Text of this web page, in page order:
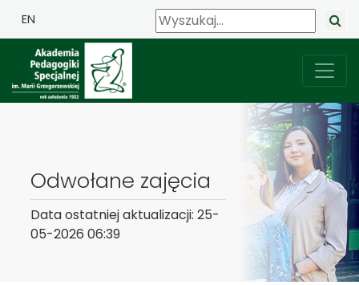
EN
Odwołane zajęcia
Data ostatniej aktualizacji: 25-
05-2026 06:39